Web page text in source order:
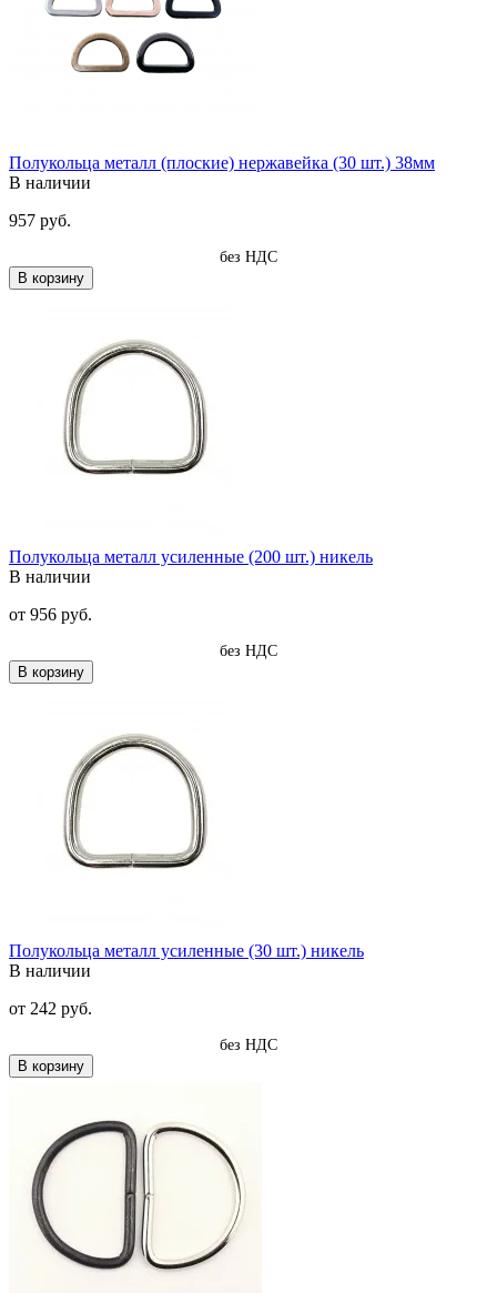
Полукольца металл (плоские) нержавейка (30 шт.) 38мм
В наличии
957 руб.
без НДС
В корзину
Полукольца металл усиленные (200 шт.) никель
В наличии
от 956 руб.
без НДС
В корзину
Полукольца металл усиленные (30 шт.) никель
В наличии
от 242 руб.
без НДС
В корзину